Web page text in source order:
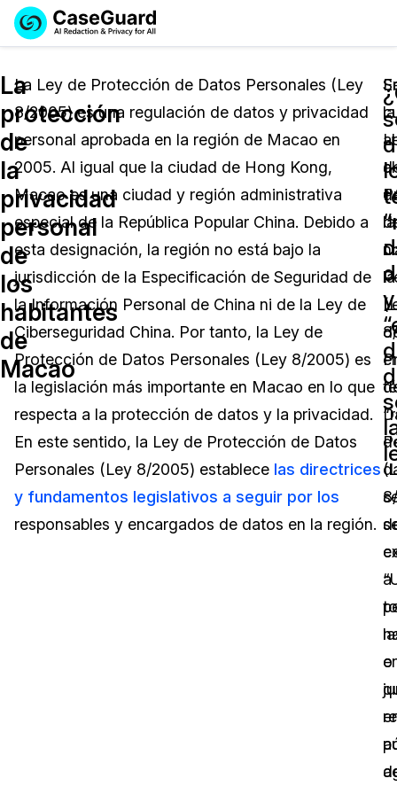
Licencia de CaseGuard Studio
Precios de Redacción a Pedido
Soluciones
Redacción de vídeos
Redacción de documentos
Redacción de audio
Redacción de imágenes
Transcripción y Traducción
Industrias
Cuerpos Policiales
Transportación
Educación
El Gobierno
Sector Jurídico
Servicios Financieros
Precios
Recursos
Preguntas Frecuentes
Artículos
Casos Practicos
Centro de Ayuda
Videoteca
Recomendaciones
Eventos
Demo
English
Español
La
protección
de
la
privacidad
personal
de
los
habitantes
de
Macao
La Ley de Protección de Datos Personales (Ley
8/2005) es una regulación de datos y privacidad
personal aprobada en la región de Macao en
2005. Al igual que la ciudad de Hong Kong,
Macao es una ciudad y región administrativa
especial de la República Popular China. Debido a
esta designación, la región no está bajo la
jurisdicción de la Especificación de Seguridad de
la Información Personal de China ni de la Ley de
Ciberseguridad China. Por tanto, la Ley de
Protección de Datos Personales (Ley 8/2005) es
la legislación más importante en Macao en lo que
respecta a la protección de datos y la privacidad.
En este sentido, la Ley de Protección de Datos
Personales (Ley 8/2005) establece las directrices
y fundamentos legislativos a seguir por los
responsables y encargados de datos en la región.
y
la
el
o
al
la
la
a